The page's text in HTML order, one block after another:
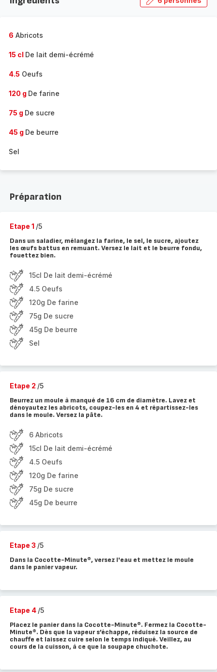
6 Abricots
15 cl De lait demi-écrémé
4.5 Oeufs
120 g De farine
75 g De sucre
45 g De beurre
Sel
Préparation
Etape 1 /5
Dans un saladier, mélangez la farine, le sel, le sucre, ajoutez
les œufs battus en remuant. Versez le lait et le beurre fondu,
fouettez bien.
15cl De lait demi-écrémé
4.5 Oeufs
120g De farine
75g De sucre
45g De beurre
Sel
Etape 2 /5
Beurrez un moule à manqué de 16 cm de diamètre. Lavez et
dénoyautez les abricots, coupez-les en 4 et répartissez-les
dans le moule. Versez la pâte.
6 Abricots
15cl De lait demi-écrémé
4.5 Oeufs
120g De farine
75g De sucre
45g De beurre
Etape 3 /5
Dans la Cocotte-Minute®, versez l'eau et mettez le moule
dans le panier vapeur.
Etape 4 /5
Placez le panier dans la Cocotte-Minute®. Fermez la Cocotte-
Minute®. Dès que la vapeur s’échappe, réduisez la source de
chauffe et laissez cuire selon le temps indiqué. Veillez, au
cours de la cuisson, à ce que la soupape chuchote.